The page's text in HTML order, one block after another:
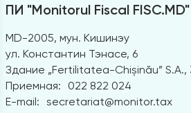
ПИ "Monitorul Fiscal FISC.MD"
MD-2005, мун. Кишинэу
ул. Константин Тэнасе, 6
Здание „Fertilitatea-Chișinău”
Приемная:
022 822 024
E-mail: secretariat@monitor.tax